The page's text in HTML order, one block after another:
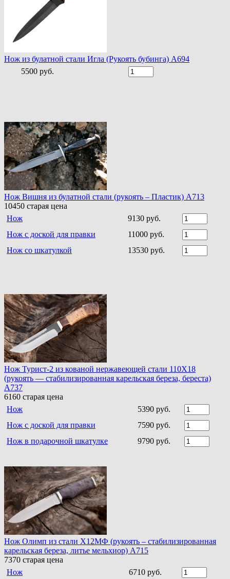
Нож из булатной стали Игла (Рукоять бубинга) A694
5500 руб.
Нож Вишня из булатной стали (рукоять – Пластик) A713
10450 старая цена
Нож
9130 руб.
Нож с доской для правки
11000 руб.
Нож со шкатулкой
13530 руб.
Нож Турист-2 из кованой нержавеющей стали 110Х18
(рукоять — стабилизированная карельская береза, береста)
A737
6160 старая цена
Нож
5390 руб.
Нож с доской для правки
7590 руб.
Нож в подарочной шкатулке
9790 руб.
Нож Олимп из стали Х12МФ (рукоять – стабилизированная
карельская береза, литье мельхиор) A715
7370 старая цена
Нож
6710 руб.